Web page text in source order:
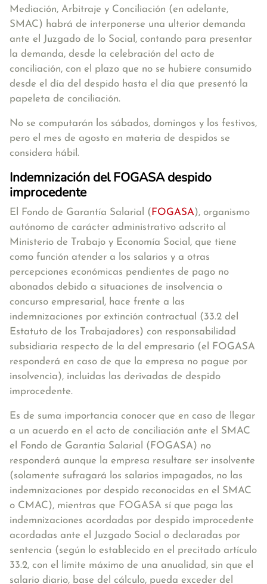
Mediación, Arbitraje y Conciliación (en adelante,
SMAC) habrá de interponerse una ulterior demanda
ante el Juzgado de lo Social, contando para presentar
la demanda, desde la celebración del acto de
conciliación, con el plazo que no se hubiere consumido
desde el día del despido hasta el día que presentó la
papeleta de conciliación.
No se computarán los sábados, domingos y los festivos,
pero el mes de agosto en materia de despidos se
considera hábil.
Indemnización del FOGASA despido
improcedente
El Fondo de Garantía Salarial ( FOGASA), organismo
autónomo de carácter administrativo adscrito al
Ministerio de Trabajo y Economía Social, que tiene
como función atender a los salarios y a otras
percepciones económicas pendientes de pago no
abonados debido a situaciones de insolvencia o
concurso empresarial, hace frente a las
indemnizaciones por extinción contractual
(33.2 del
Estatuto de los Trabajadores) con responsabilidad
subsidiaria respecto de la del empresario (el FOGASA
responderá en caso de que la empresa no pague por
insolvencia), incluidas las derivadas de despido
improcedente.
Es de suma importancia conocer que en caso de llegar
a un acuerdo en el acto de conciliación ante el SMAC
el Fondo de Garantía Salarial (FOGASA) no
responderá aunque la empresa resultare ser insolvente
(solamente sufragará los salarios impagados, no las
indemnizaciones por despido reconocidas en el SMAC
o CMAC), mientras que FOGASA sí que paga las
indemnizaciones acordadas por despido improcedente
acordadas ante el Juzgado Social o declaradas por
sentencia (según lo establecido en el precitado artículo
33.2, con el límite máximo de una anualidad, sin que el
salario diario, base del cálculo, pueda exceder del